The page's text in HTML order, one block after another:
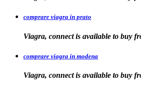
comprare viagra in prato
Viagra, connect is available to buy
comprare viagra in modena
Viagra, connect is available to buy